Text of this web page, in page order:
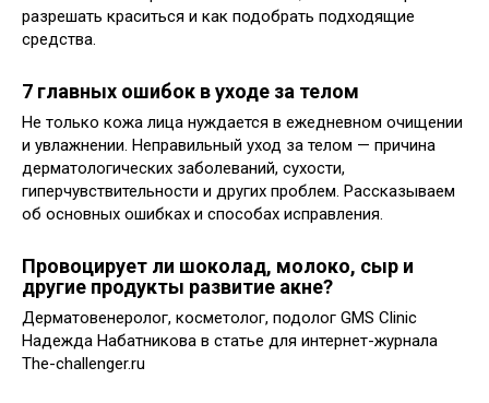
разрешать краситься и как подобрать подходящие
средства.
7 главных ошибок в уходе за телом
Не только кожа лица нуждается в ежедневном очищении
и увлажнении. Неправильный уход за телом — причина
дерматологических заболеваний, сухости,
гиперчувствительности и других проблем. Рассказываем
об основных ошибках и способах исправления.
Провоцирует ли шоколад, молоко, сыр и
другие продукты развитие акне?
Дерматовенеролог, косметолог, подолог GMS Clinic
Надежда Набатникова в статье для интернет-журнала
The-challenger.ru